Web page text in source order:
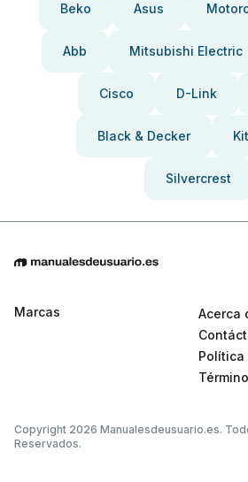
Beko Asus
Abb Mitsubishi Electric
Cisco D-Link
Black & Decker
Silvercrest
Marcas
Acerca
Política
Copyright 2026 Manualesdeusuario.es.
Reservados.